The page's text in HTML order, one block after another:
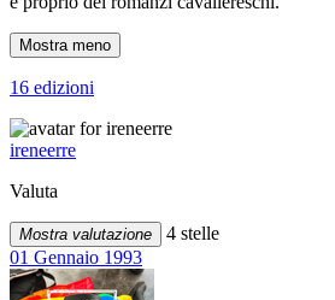
Mostra meno
16 edizioni
ireneerre
Valuta
Mostra valutazione
4 stelle
01 Gennaio 1993